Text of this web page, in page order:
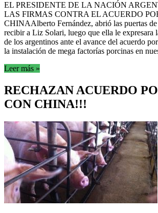
EL PRESIDENTE DE LA NACIÓN
LAS FIRMAS CONTRA EL ACUERDO
CHINAAlberto Fernández, abrió las puertas de
recibir a Liz Solari, luego que ella le expresara
de los argentinos ante el avance del acuerdo
la instalación de mega factorías porcinas en
Leer más »
RECHAZAN ACUERDO
CON CHINA!!!